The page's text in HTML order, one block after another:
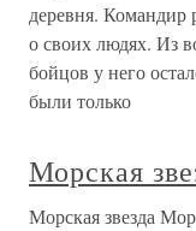
деревня. Командир
о своих людях. Из
бойцов у него
были только
Морская
Морская звезда